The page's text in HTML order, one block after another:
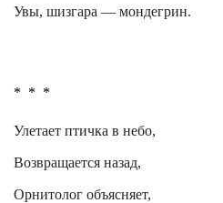
Увы, шизгара — мондегрин.
* * *
Улетает птичка в небо,
Возвращается назад,
Орнитолог объясняет,